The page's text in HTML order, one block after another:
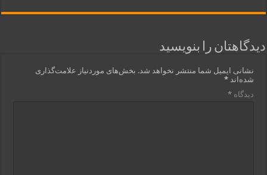
دیدگاهتان را بنویسید
نشانی ایمیل شما منتشر نخواهد شد. بخش‌های موردنیاز علامت‌گذاری
شده‌اند*
دیدگاه*